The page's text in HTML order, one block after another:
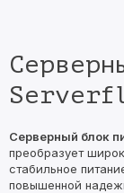
Серверный блок
преобразует
стабильное
повышенной